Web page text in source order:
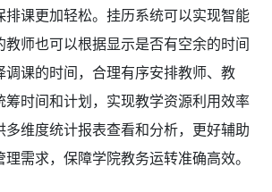
排课更加轻松。挂历系统可以实现智能
教师也可以根据显示是否有空余的时间
调课的时间，合理有序安排教师、教
筹时间和计划，实现教学资源利用效率
多维度统计报表查看和分析，更好辅助
需求，保障学院教务运转准确高效。